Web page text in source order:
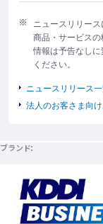
ニュースリリー
商品・サービス
情報は予告なし
ください。
ニュースリリース
法人のお客さま向
ブランド
新規